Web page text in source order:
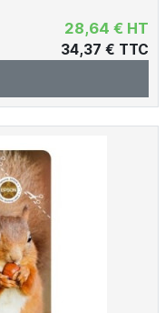
28,64 € HT
34,37 € TTC